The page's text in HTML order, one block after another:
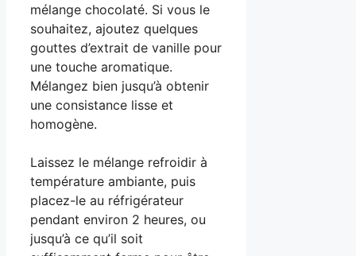
mélange chocolaté. Si vous le
souhaitez, ajoutez quelques
gouttes d’extrait de vanille pour
une touche aromatique.
Mélangez bien jusqu’à obtenir
une consistance lisse et
homogène.
Laissez le mélange refroidir à
température ambiante, puis
placez-le au réfrigérateur
pendant environ 2 heures, ou
jusqu’à ce qu’il soit